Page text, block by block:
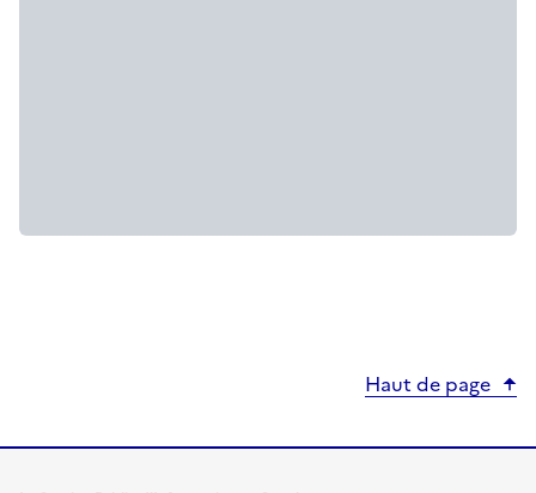
Haut de page